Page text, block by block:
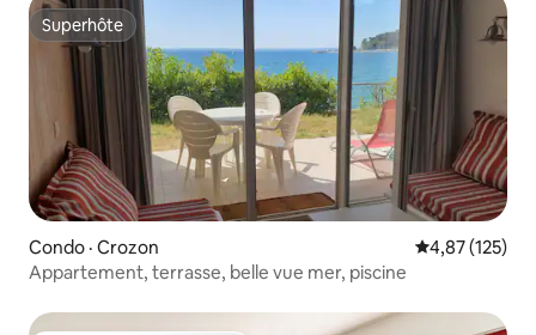
Superhôte
Superhôte
Condo · Crozon Note
4,87 (125)
Appartement, terrasse, belle vue mer, piscine